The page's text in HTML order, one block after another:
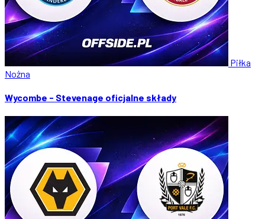
Piłka
Nożna
Wycombe - Stevenage oficjalne składy